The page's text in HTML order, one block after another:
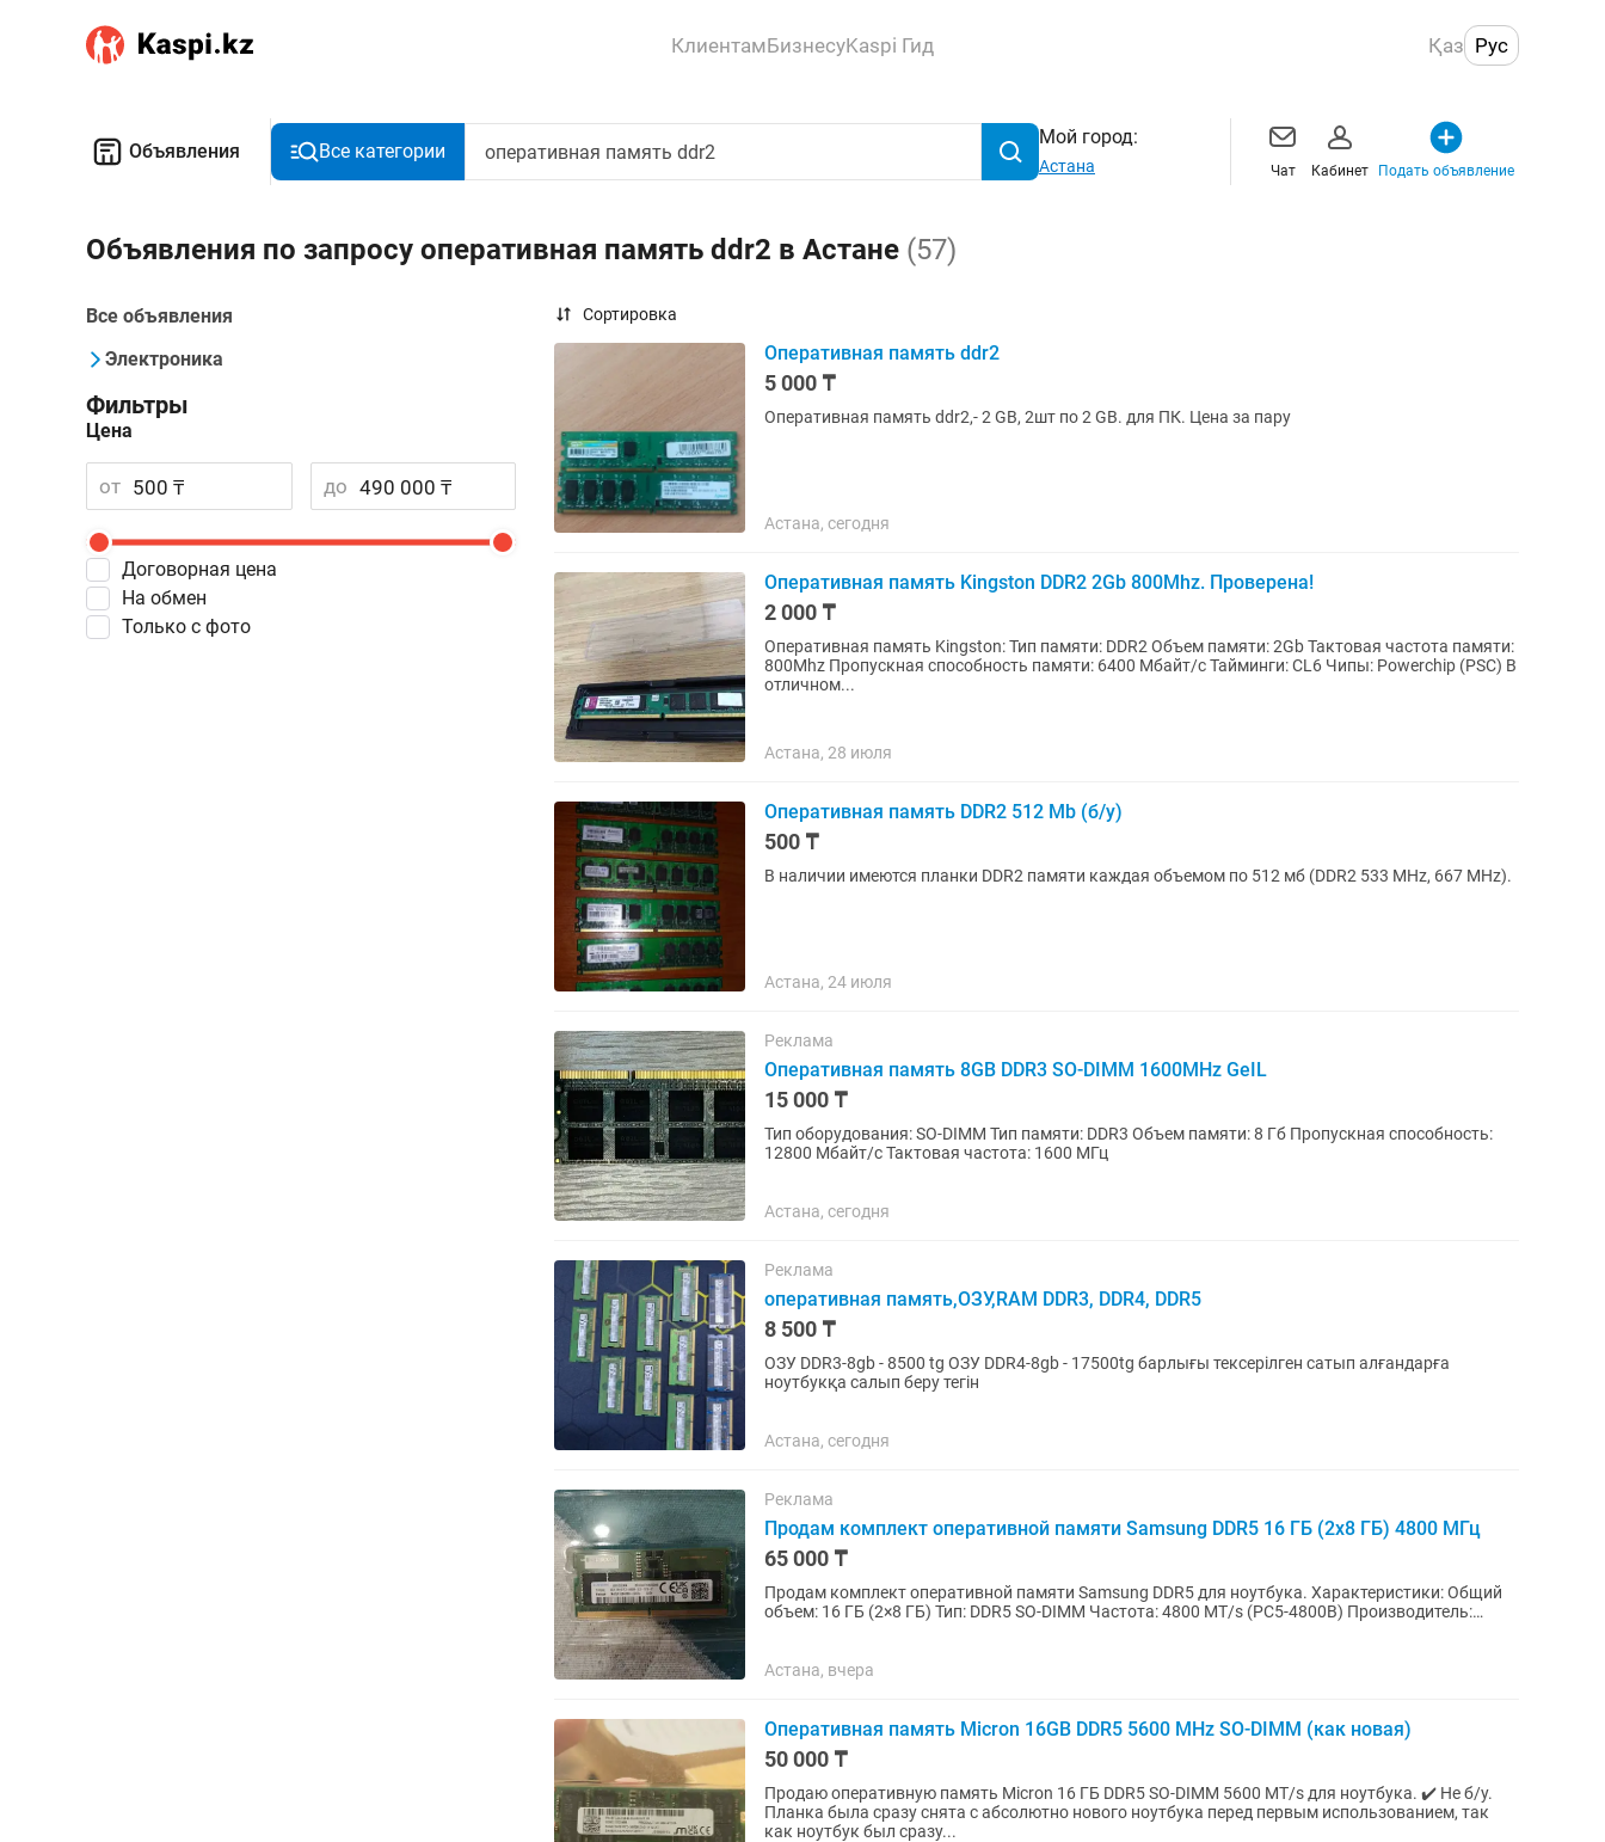
КлиентамБизнесуKaspi Гид Қаз Рус
Объявления Все категории
Мой город:
Астана Чат Кабинет Подать объявление
Объявления по запросу оперативная память ddr2 в Астане (57)
Все объявления
Электроника
Фильтры
Цена
от до
Договорная цена
На обмен
Только с фото
Сортировка
Оперативная память ddr2
5 000 ₸
Оперативная память ddr2,- 2 GB, 2шт по 2 GB. для ПК. Цена за пару
Астана, сегодня
Оперативная память Kingston DDR2 2Gb 800Mhz. Проверена!
2 000 ₸
Оперативная память Kingston: Тип памяти: DDR2 Объем памяти: 2Gb Тактовая частота памяти:
800Mhz Пропускная способность памяти: 6400 Мбайт/с Тайминги: CL6 Чипы: Powerchip (PSC) В
отличном...
Астана, 28 июля
Оперативная память DDR2 512 Mb (б/у)
500 ₸
В наличии имеются планки DDR2 памяти каждая объемом по 512 мб (DDR2 533 MHz, 667 MHz).
Астана, 24 июля
Реклама
Оперативная память 8GB DDR3 SO-DIMM 1600MHz GeIL
15 000 ₸
Тип оборудования: SO-DIMM Тип памяти: DDR3 Объем памяти: 8 Гб Пропускная способность:
12800 Мбайт/с Тактовая частота: 1600 МГц
Астана, сегодня
Реклама
оперативная память,ОЗУ,RAM DDR3, DDR4, DDR5
8 500 ₸
ОЗУ DDR3-8gb - 8500 tg ОЗУ DDR4-8gb - 17500tg барлығы тексерілген сатып алғандарға
ноутбукқа салып беру тегін
Астана, сегодня
Реклама
Продам комплект оперативной памяти Samsung DDR5 16 ГБ (2х8 ГБ) 4800 МГц
65 000 ₸
Продам комплект оперативной памяти Samsung DDR5 для ноутбука. Характеристики: Общий
объем: 16 ГБ (2×8 ГБ) Тип: DDR5 SO-DIMM Частота: 4800 MT/s (PC5-4800B) Производитель:
Астана, вчера
Оперативная память Micron 16GB DDR5 5600 MHz SO-DIMM (как новая)
50 000 ₸
Продаю оперативную память Micron 16 ГБ DDR5 SO-DIMM 5600 MT/s для ноутбука. ✔️ Не б/у.
Планка была сразу снята с абсолютно нового ноутбука перед первым использованием, так
как ноутбук был сразу...